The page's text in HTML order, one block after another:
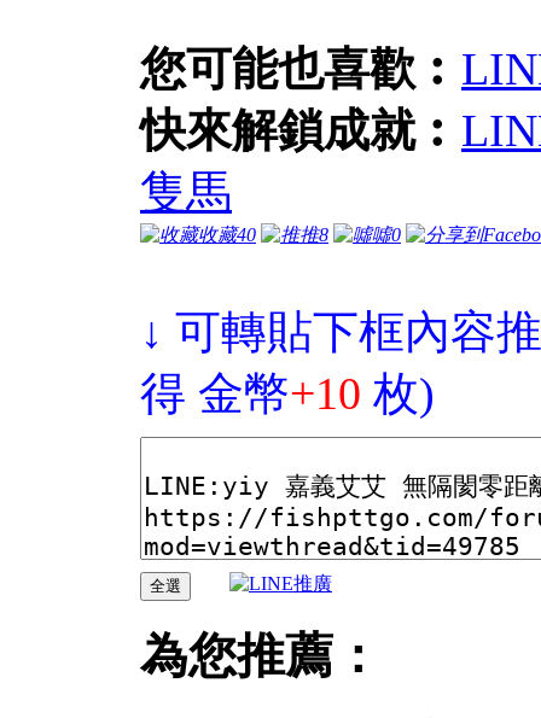
您可能也喜歡︰
快來解鎖成就︰
隻馬
收藏40 推8 噓0
↓ 可轉貼下框內容
得 金幣+10 枚)
為您推薦：